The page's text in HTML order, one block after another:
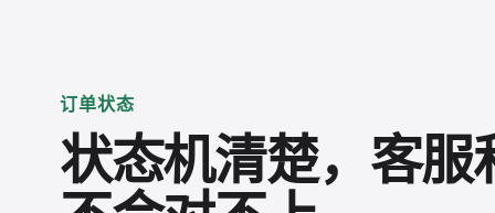
订单状态
状态机清楚，客服